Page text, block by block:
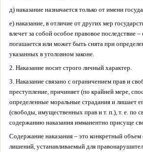
д) наказание назначается только от имени
е) наказание, в отличие от других мер
влечет за собой особое правовое последствие –
погашается или может быть снята при
указанных в уголовном законе.
2. Наказание носит строго личный характер.
3. Наказание связано с ограничением прав и
преступление, причиняет (по крайней мере,
определенные моральные страдания и лишает
(свободы, имущественных прав и т. п.), т. е. по
содержанию наказания имманентно присуще
Содержание наказания – это конкретный объем
лишений, устанавливаемый для